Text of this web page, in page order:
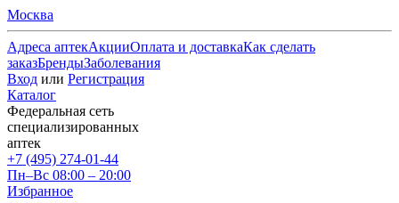
Москва
Адреса аптекАкцииОплата и доставкаКак сделать
заказБрендыЗаболевания
Вход или Регистрация
Каталог
Федеральная сеть
специализированных
аптек
+7 (495) 274-01-44
Пн–Вс 08:00 – 20:00
Избранное